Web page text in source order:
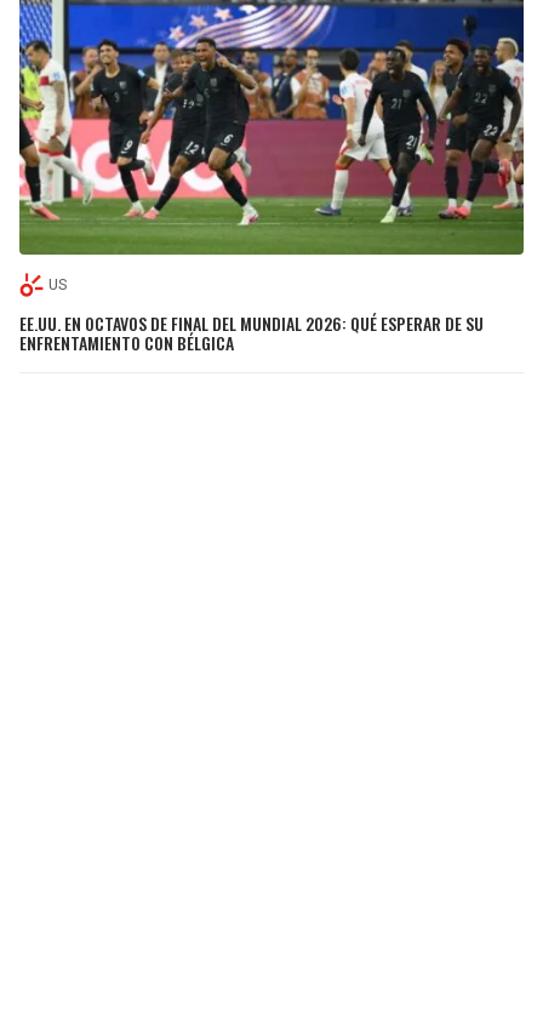
US
EE.UU. EN OCTAVOS DE FINAL DEL MUNDIAL 2026: QUÉ ESPERAR DE SU
ENFRENTAMIENTO CON BÉLGICA